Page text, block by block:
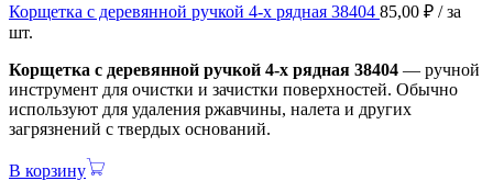
Корщетка с деревянной ручкой 4-х рядная 38404 85,00 ₽ / за
шт.
Корщетка с деревянной ручкой 4-х рядная 38404 — ручной
инструмент для очистки и зачистки поверхностей. Обычно
используют для удаления ржавчины, налета и других
загрязнений с твердых оснований.
В корзину